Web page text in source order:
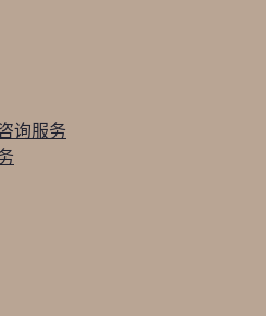
询服务